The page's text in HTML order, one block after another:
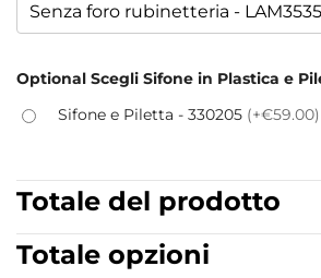
Senza foro rubinetteria - LAM3535
Optional Scegli Sifone in Plastica e
Sifone e Piletta - 330205 (+€59.00)
Totale del prodotto
Totale opzioni